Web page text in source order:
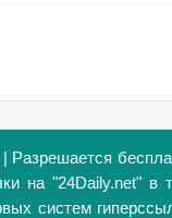
на "24Daily.net" в
систем